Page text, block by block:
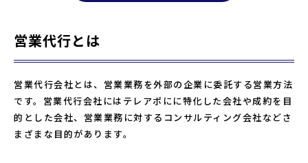
営業代行とは
営業代行会社とは、営業業務を外部の企業に委託する営業方法
です。営業代行会社にはテレアポにに特化した会社や成約を目
的とした会社、営業業務に対するコンサルティング会社などさ
まざまな目的があります。